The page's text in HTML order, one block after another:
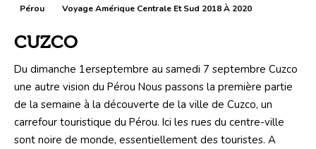
Pérou Voyage Amérique Centrale Et Sud 2018 À 2020
CUZCO
Du dimanche 1erseptembre au samedi 7 septembre Cuzco
une autre vision du Pérou Nous passons la première partie
de la semaine à la découverte de la ville de Cuzco, un
carrefour touristique du Pérou. Ici les rues du centre-ville
sont noire de monde, essentiellement des touristes. A